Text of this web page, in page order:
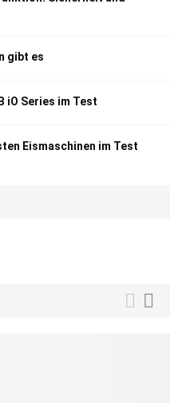
gibt es
iO Series im Test
Eismaschinen im Test